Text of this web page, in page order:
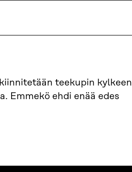
teekupin kylkeen
Emmekö ehdi enää edes